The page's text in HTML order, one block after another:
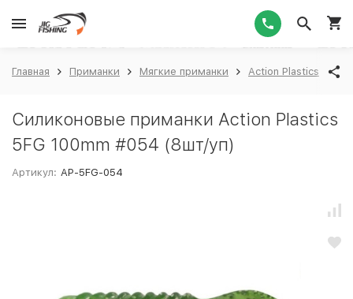
Главная Приманки Мягкие приманки Action Plastics
Силиконовые приманки Action Plastics
5FG 100mm #054 (8шт/уп)
Артикул: AP-5FG-054